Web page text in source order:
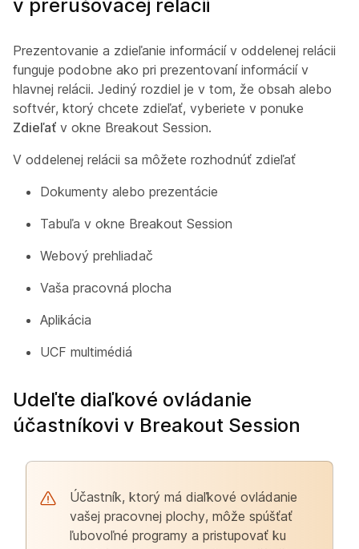
v prerušovacej relácii
Prezentovanie a zdieľanie informácií v oddelenej relácii
funguje podobne ako pri prezentovaní informácií v
hlavnej relácii. Jediný rozdiel je v tom, že obsah alebo
softvér, ktorý chcete zdieľať, vyberiete v ponuke
Zdieľať v okne Breakout Session.
V oddelenej relácii sa môžete rozhodnúť zdieľať
Dokumenty alebo prezentácie
Tabuľa v okne Breakout Session
Webový prehliadač
Vaša pracovná plocha
Aplikácia
UCF multimédiá
Udeľte diaľkové ovládanie
účastníkovi v Breakout Session
Účastník, ktorý má diaľkové ovládanie
vašej pracovnej plochy, môže spúšťať
ľubovoľné programy a pristupovať ku